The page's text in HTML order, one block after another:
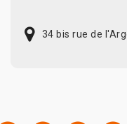
34 bis rue de